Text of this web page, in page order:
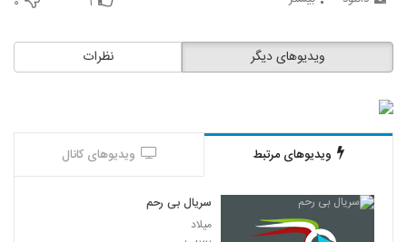
نظرات ویدیوهای دیگر
ویدیوهای مرتبط ویدیوهای کانال
سریال بی رحم
میلاد